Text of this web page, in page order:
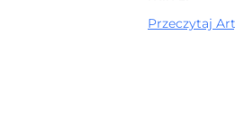
Przeczytaj